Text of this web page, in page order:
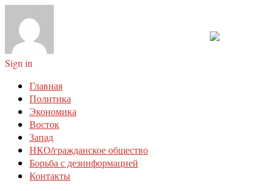
Sign in
Главная
Политика
Экономика
Восток
Запад
НКО/гражданское общество
Борьба с дезинформацией
Контакты